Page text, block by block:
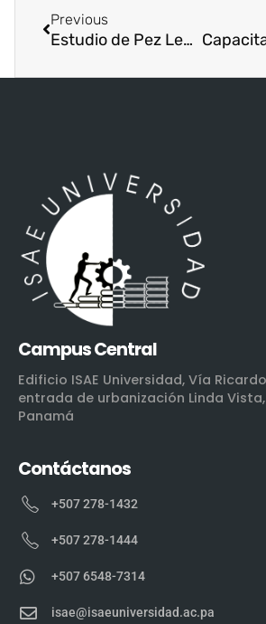
Previous
Estudio de Pez León en la Sede de Changuinola
Campus Central
Edificio ISAE Universidad, Vía
entrada de urbanización Linda
Panamá
Contáctanos
+507 278-1432
+507 278-1444
+507 6548-7314
isae@isaeuniversidad.ac.pa